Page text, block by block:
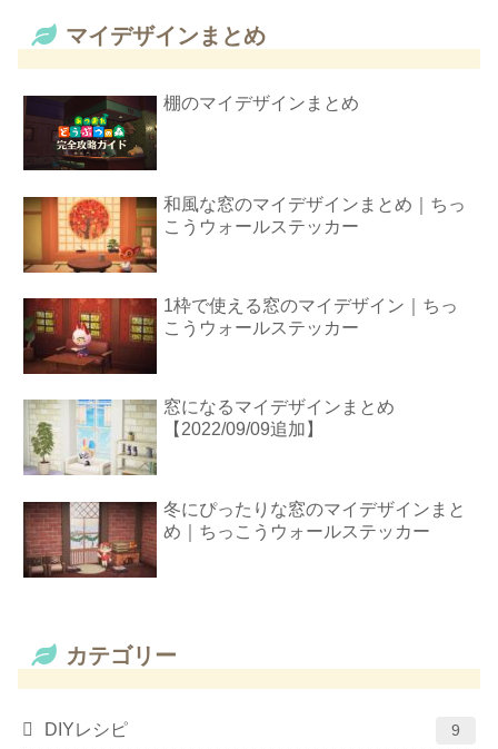
マイデザインまとめ
棚のマイデザインまとめ
和風な窓のマイデザインまとめ｜ちっ
こうウォールステッカー
1枠で使える窓のマイデザイン｜ちっ
こうウォールステッカー
窓になるマイデザインまとめ
【2022/09/09追加】
冬にぴったりな窓のマイデザインまと
め｜ちっこうウォールステッカー
カテゴリー
DIYレシピ 9